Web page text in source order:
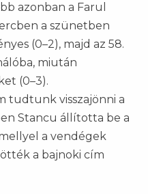
azonban a Farul
a szünetben
(0–2), majd az 58.
miután
(0–3).
tudtunk visszajönni a
Stancu állította be a
a vendégek
a bajnoki cím